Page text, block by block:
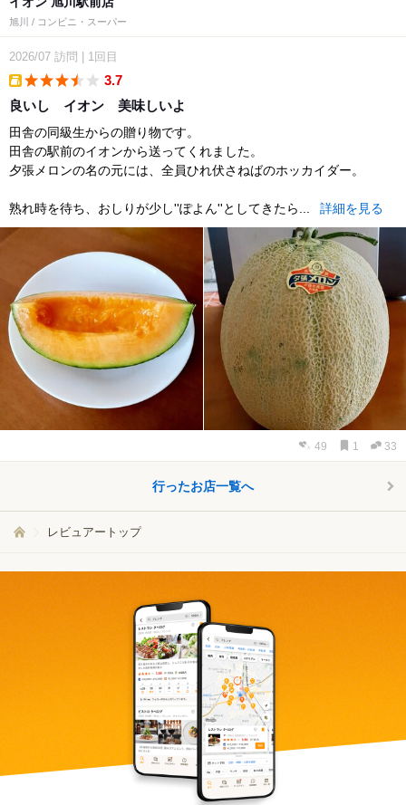
旭川 / コンビニ・スーパー
2026/07 訪問 1回目
3.7
良いし イオン 美味しいよ
田舎の同級生からの贈り物です。
田舎の駅前のイオンから送ってくれました。
夕張メロンの名の元には、全員ひれ伏さねばのホッカイダー。
熟れ時を待ち、おしりが少し''ぽよん''としてきたら... 詳細を見る
49 1 33
行ったお店一覧へ
レビュアートップ